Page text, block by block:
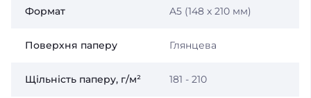
Формат A5 (148 x 210 мм)
Поверхня паперу Глянцева
Щільність паперу, г/м² 181 - 210